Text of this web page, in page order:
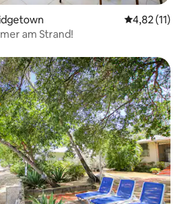
4,82 (11)
am Strand!